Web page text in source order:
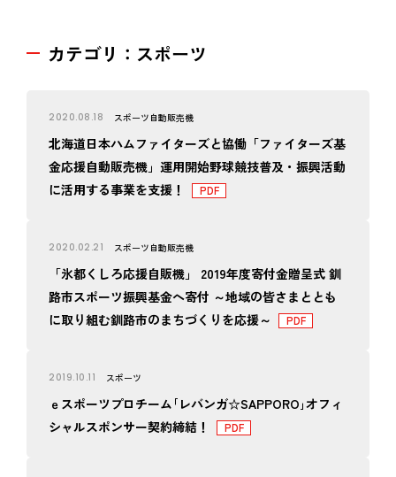
カテゴリ：スポーツ
2020.08.18 スポーツ 自動販売機
北海道日本ハムファイターズと協働「ファイターズ基
金応援自動販売機」運用開始野球競技普及・振興活動
に活用する事業を支援！
2020.02.21 スポーツ 自動販売機
「氷都くしろ応援自販機」 2019年度寄付金贈呈式 釧
路市スポーツ振興基金へ寄付 ～地域の皆さまととも
に取り組む釧路市のまちづくりを応援～
2019.10.11 スポーツ
ｅスポーツプロチーム｢レバンガ☆SAPPORO｣オフィ
シャルスポンサー契約締結！